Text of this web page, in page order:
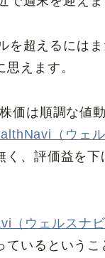
を超えるには
思えます。
価は順調な値
（ウェル
く、評価益を下
（ウェルスナビ
ているというこ